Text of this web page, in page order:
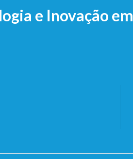
e Inovação em